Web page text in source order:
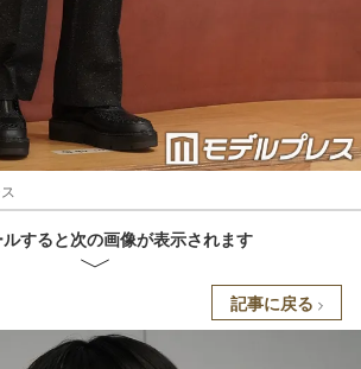
すると次の画像が表示されます
記事に戻る